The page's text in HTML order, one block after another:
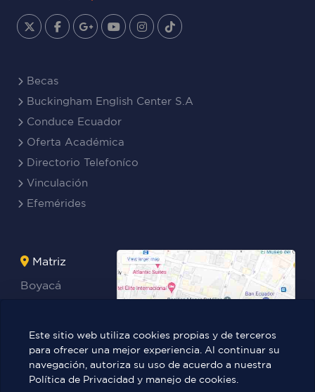
Becas
Buckingham English Center S.A
Conduce Ecuador
Oferta Académica
Directorio Telefoníco
Vinculación
Efemérides
Matriz
Boyacá
Teresa
Benites Ayala
Este sitio web utiliza cookies propias y de terceros
para ofrecer una mejor experiencia. Al continuar su
navegación, autoriza su uso de acuerdo a nuestra
Política de Privacidad y manejo de cookies.